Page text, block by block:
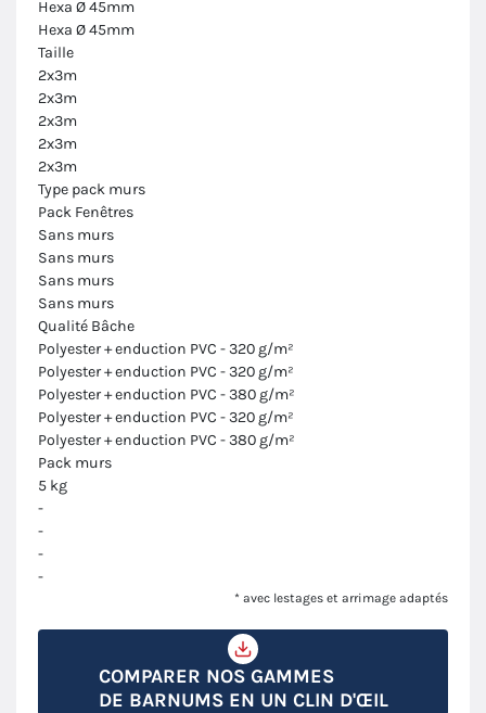
Hexa Ø 45mm
Hexa Ø 45mm
Taille
2x3m
2x3m
2x3m
2x3m
2x3m
Type pack murs
Pack Fenêtres
Sans murs
Sans murs
Sans murs
Sans murs
Qualité Bâche
Polyester + enduction PVC - 320 g/m²
Polyester + enduction PVC - 320 g/m²
Polyester + enduction PVC - 380 g/m²
Polyester + enduction PVC - 320 g/m²
Polyester + enduction PVC - 380 g/m²
Pack murs
5 kg
-
-
-
-
* avec lestages et arrimage adaptés
COMPARER NOS GAMMES
DE BARNUMS EN UN CLIN D'ŒIL